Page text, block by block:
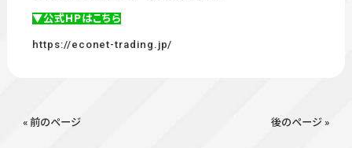
▼公式HPはこちら
https://econet-trading.jp/
« 前のページ 後のページ »